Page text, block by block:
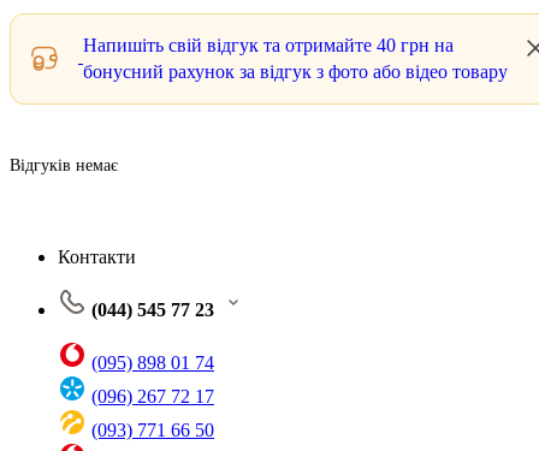
Напишіть свій відгук та отримайте 40 грн на
бонусний рахунок за відгук з фото або відео товару
Відгуків немає
Контакти
(044) 545 77 23
(095) 898 01 74
(096) 267 72 17
(093) 771 66 50